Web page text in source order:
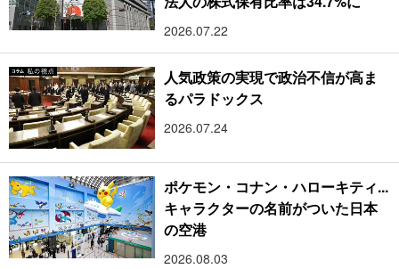
2026.07.22
人気政策の実現で政治不信が高ま
るパラドックス
2026.07.24
ポケモン・コナン・ハローキティ...
キャラクターの名前がついた日本
の空港
2026.08.03